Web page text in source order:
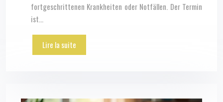
fortgeschrittenen Krankheiten oder Notfällen. Der Termin
ist…
Lire la suite